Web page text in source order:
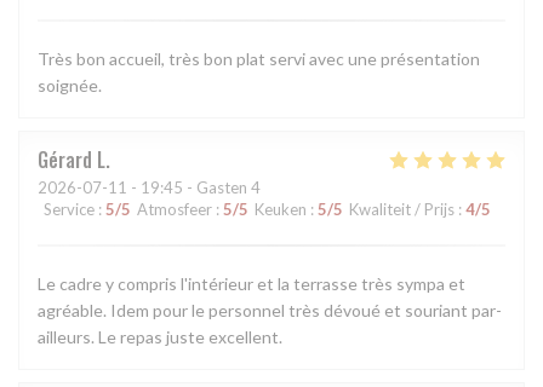
Très bon accueil, très bon plat servi avec une présentation
soignée.
Gérard L
2026-07-11 - 19:45 - Gasten 4
Service : 5/5 Atmosfeer : 5/5 Keuken : 5/5 Kwaliteit / Prijs : 4/5
Le cadre y compris l'intérieur et la terrasse très sympa et
agréable. Idem pour le personnel très dévoué et souriant par-
ailleurs. Le repas juste excellent.